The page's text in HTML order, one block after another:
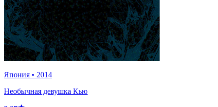
Япония • 2014
Необычная девушка Кью